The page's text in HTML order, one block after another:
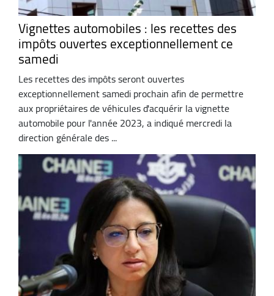
Vignettes automobiles : les recettes des
impôts ouvertes exceptionnellement ce
samedi
Les recettes des impôts seront ouvertes
exceptionnellement samedi prochain afin de permettre
aux propriétaires de véhicules d'acquérir la vignette
automobile pour l'année 2023, a indiqué mercredi la
direction générale des ...